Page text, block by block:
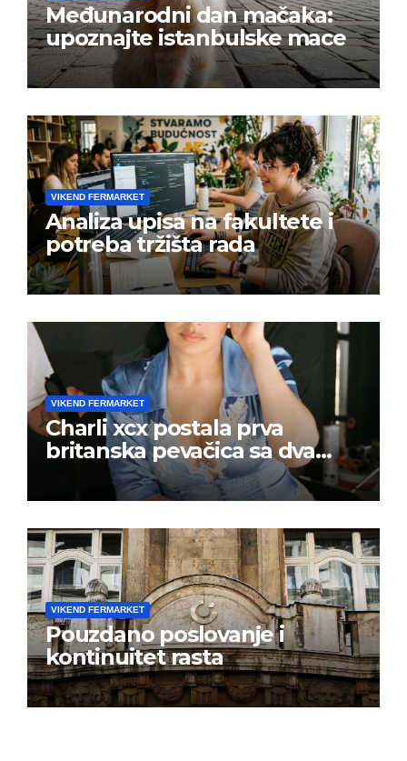
Međunarodni dan mačaka:
upoznajte istanbulske mace
VIKEND FERMARKET
Analiza upisa na fakultete i
potreba tržišta rada
VIKEND FERMARKET
Charli xcx postala prva
britanska pevačica sa dva
albuma na prvom mestu u
istoj kalendarskoj godini
VIKEND FERMARKET
Pouzdano poslovanje i
kontinuitet rasta